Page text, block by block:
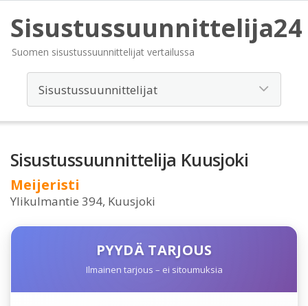
Sisustussuunnittelija24
Suomen sisustussuunnittelijat vertailussa
Sisustussuunnittelija Kuusjoki
Meijeristi
Ylikulmantie 394, Kuusjoki
PYYDÄ TARJOUS
Ilmainen tarjous – ei sitoumuksia